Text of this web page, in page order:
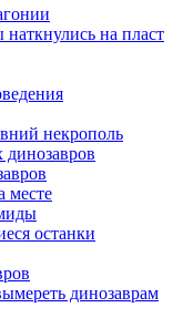
на пласт
некрополь
месте
останки
динозаврам